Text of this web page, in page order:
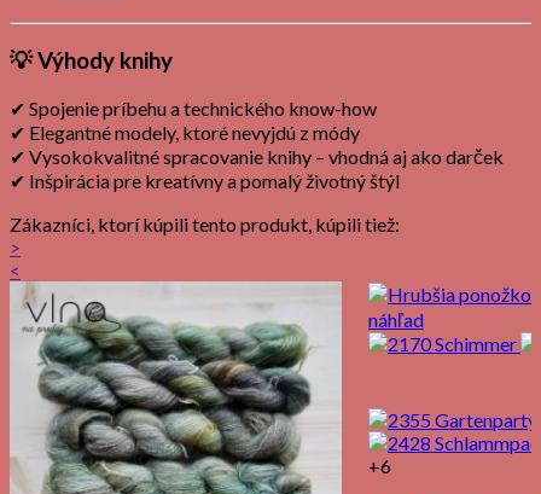
💡Výhody knihy
✔ Spojenie príbehu a technického know-how
✔ Elegantné modely, ktoré nevyjdú z módy
✔ Vysokokvalitné spracovanie knihy – vhodná aj ako darček
✔ Inšpirácia pre kreatívny a pomalý životný štýl
Zákazníci, ktorí kúpili tento produkt, kúpili tiež:
>
<
náhľad
+6